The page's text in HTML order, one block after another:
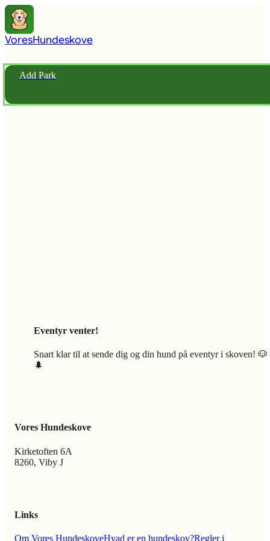
VoresHundeskove
Add Park
Eventyr venter!
Snart klar til at sende dig og din hund på eventyr i skoven! 🐶
🌲
Vores Hundeskove
Kirketoften 6A
8260, Viby J
Links
Om Vores HundeskoveHvad er en hundeskov?Regler i